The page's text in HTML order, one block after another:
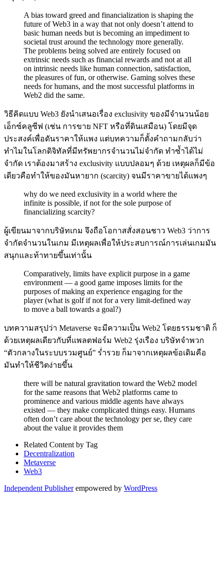
A bias toward greed and financialization is shaping the
future of Web3 in a way that not only doesn’t attend to
basic human needs but is becoming an impediment to
societal trust around the technology more generally.
The problems being solved are entirely focused on
extrinsic needs such as financial rewards and not at all
on intrinsic needs like human connection, satisfaction,
the pleasures of fun, or otherwise. Gaming solves these
needs for humans, and the most successful platforms in
Web2 did the same.
วิธีคิดแบบ Web3 ยังนำเสนอเรื่อง exclusivity ของมีจำนวนน้อย
เอ็กซ์คลูซีฟ (เช่น การขาย NFT หรือที่ดินเสมือน) โดยมีจุด
ประสงค์เพื่อดันราคาให้แพง แต่บทความก็ตั้งคำถามกลับว่า
ทำไมในโลกดิจิทัลที่มีทรัพยากรจำนวนไม่จำกัด ทำซ้ำได้ไม่
จำกัด เราต้องมาสร้าง exclusivity แบบปลอมๆ ด้วย เหตุผลก็มีข้อ
เดียวคือทำให้ของมันหายาก (scarcity) จนมีราคาขายได้แพงๆ
why do we need exclusivity in a world where the
infinite is possible, if not for the sole purpose of
financializing scarcity?
ผู้เขียนมาจากบริษัทเกม จึงถือโอกาสสั่งสอนชาว Web3 ว่าการ
จำกัดจำนวนในเกม มีเหตุผลเพื่อให้ประสบการณ์การเล่นเกมมัน
สนุกและท้าทายขึ้นเท่านั้น
Comparatively, limits have explicit purpose in a game
environment — a good game imposes limits for the
purposes of making an experience engaging for the
player (what is golf if not for a very limit-defined way
to move a ball towards a goal?)
บทความสรุปว่า Metaverse จะมีความเป็น Web2 โดยธรรมชาติ ก็
ด้วยเหตุผลเดียวกับที่แพลตฟอร์ม Web2 รุ่งเรือง บริษัทจำพวก
“ตัวกลางในระบบรวมศูนย์” ร่ำรวย ก็มาจากเหตุผลข้อเดิมคือ
มันทำให้ชีวิตง่ายขึ้น
there will be natural gravitation toward the Web2 model
for the same reasons that Web2 platforms came to
prominence and various middle agents have always
existed — they make complicated things easy. Humans
often don’t care about the technology per se, they care
about the value it provides them
Related Content by Tag
Decentralization
Metaverse
Web3
Independent Publisherempowered by WordPress